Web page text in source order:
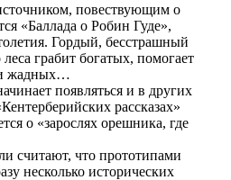
повествующим о
«Баллада о Робин Гуде»,
Гордый, бесстрашный
грабит богатых, помогает
и жадных…
появляться и в других
рассказах»
о «зарослях орешника, где
считают, что прототипами
несколько исторических